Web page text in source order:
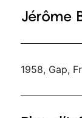
Jérôme
1958, Gap,